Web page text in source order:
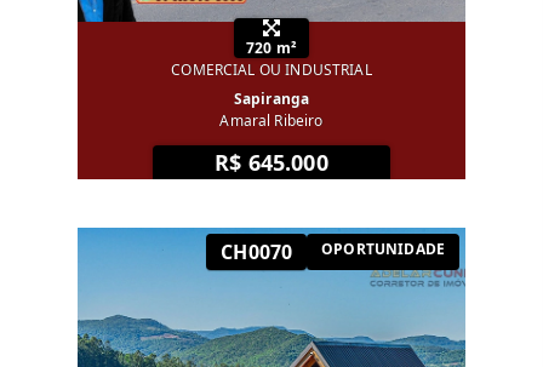
720 m²
COMERCIAL OU INDUSTRIAL
Sapiranga
Amaral Ribeiro
R$ 645.000
CH0070 OPORTUNIDADE